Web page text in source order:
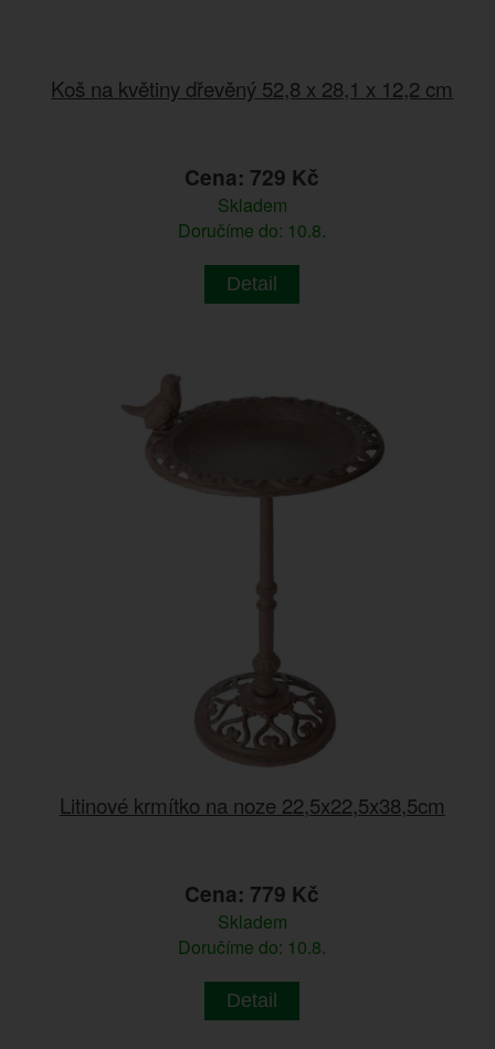
Koš na květiny dřevěný 52,8 x 28,1 x 12,2 cm
Cena: 729 Kč
Skladem
Doručíme do: 10.8.
Detail
Litinové krmítko na noze 22,5x22,5x38,5cm
Cena: 779 Kč
Skladem
Doručíme do: 10.8.
Detail